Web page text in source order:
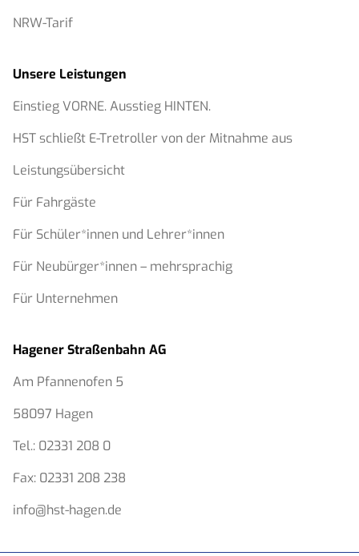
NRW-Tarif
Unsere Leistungen
Einstieg VORNE. Ausstieg HINTEN.
HST schließt E-Tretroller von der Mitnahme aus
Leistungsübersicht
Für Fahrgäste
Für Schüler*innen und Lehrer*innen
Für Neubürger*innen – mehrsprachig
Für Unternehmen
Hagener Straßenbahn AG
Am Pfannenofen 5
58097 Hagen
Tel.: 02331 208 0
Fax: 02331 208 238
info@hst-hagen.de